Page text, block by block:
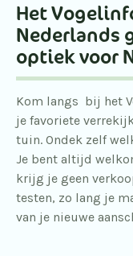
Het
Nederlands
optiek voor
Kom langs bij het
je favoriete
tuin. Ondek zelf
Je bent altijd
krijg je geen
testen, zo lang je
van je nieuwe